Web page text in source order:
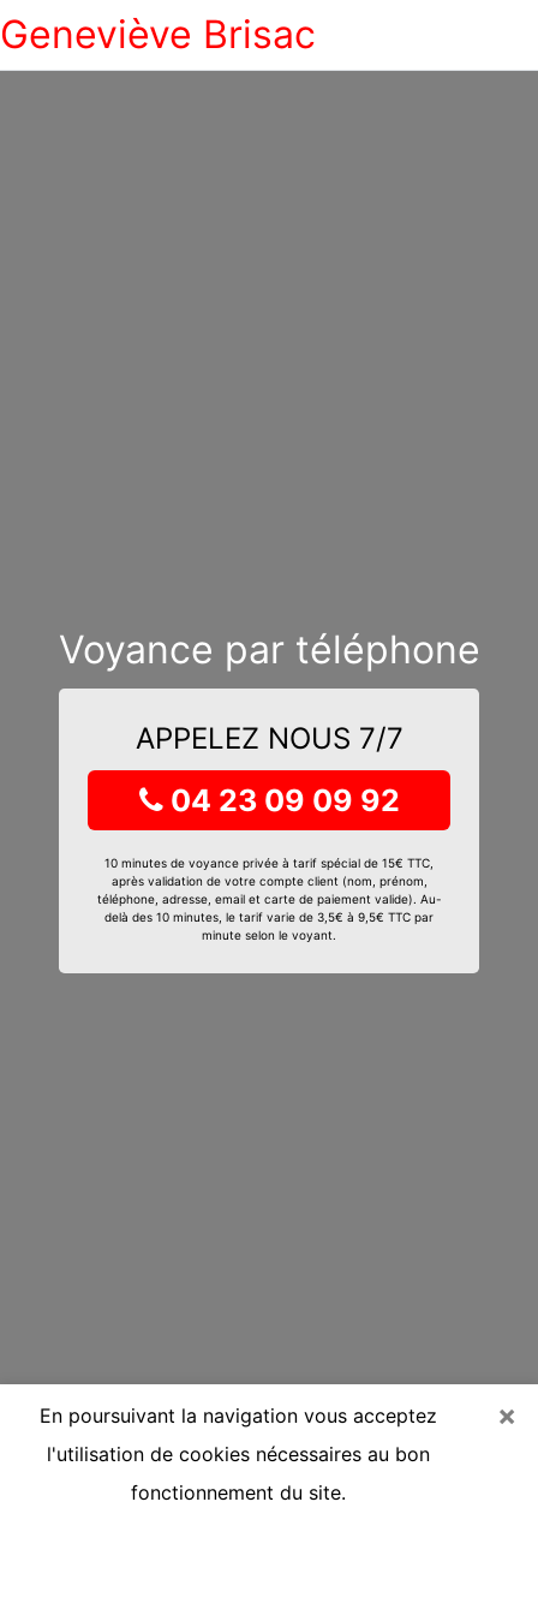
Geneviève Brisac
Voyance par téléphone
APPELEZ NOUS 7/7
04 23 09 09 92
10 minutes de voyance privée à tarif spécial de 15€ TTC,
après validation de votre compte client (nom, prénom,
téléphone, adresse, email et carte de paiement valide). Au-
delà des 10 minutes, le tarif varie de 3,5€ à 9,5€ TTC par
minute selon le voyant.
×
En poursuivant la navigation vous acceptez
l'utilisation de cookies nécessaires au bon
fonctionnement du site.